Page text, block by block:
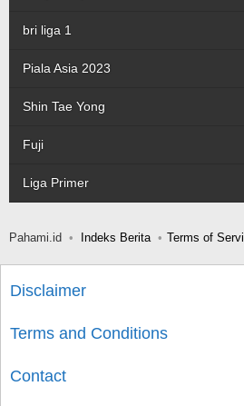
bri liga 1
Piala Asia 2023
Shin Tae Yong
Fuji
Liga Primer
Pahami.id Indeks Berita Terms of
Disclaimer
Terms and Conditions
Contact